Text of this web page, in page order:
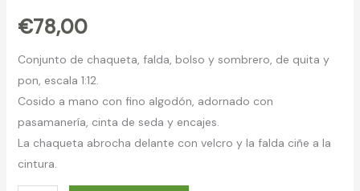
€78,00
Conjunto de chaqueta, falda, bolso y sombrero, de quita y
pon, escala 1:12.
Cosido a mano con fino algodón, adornado con
pasamanería, cinta de seda y encajes.
La chaqueta abrocha delante con velcro y la falda ciñe a la
cintura.